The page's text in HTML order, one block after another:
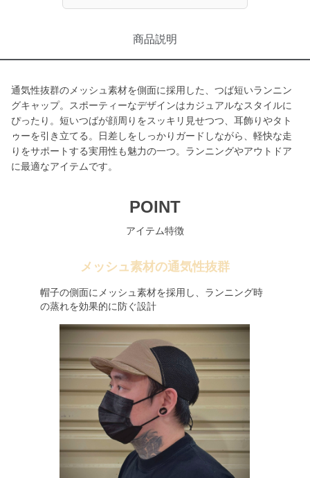
商品説明
通気性抜群のメッシュ素材を側面に採用した、つば短いランニン
グキャップ。スポーティーなデザインはカジュアルなスタイルに
ぴったり。短いつばが顔周りをスッキリ見せつつ、耳飾りやタト
ゥーを引き立てる。日差しをしっかりガードしながら、軽快な走
りをサポートする実用性も魅力の一つ。ランニングやアウトドア
に最適なアイテムです。
POINT
アイテム特徴
メッシュ素材の通気性抜群
帽子の側面にメッシュ素材を採用し、ランニング時
の蒸れを効果的に防ぐ設計